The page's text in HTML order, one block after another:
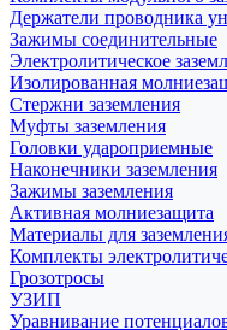
Держатели проводника
Зажимы соединительные
Электролитическое
Изолированная
Стержни заземления
Муфты заземления
Головки удароприемные
Наконечники заземления
Зажимы заземления
Активная молниезащита
Материалы для
Комплекты
Грозотросы
УЗИП
Уравнивание